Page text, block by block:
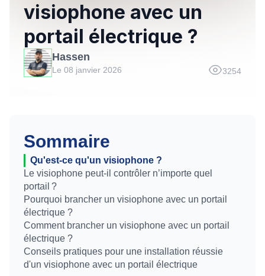
visiophone avec un
portail électrique ?
Hassen
Le 08 janvier 2026 3254
Sommaire
Qu'est-ce qu'un visiophone ?
Le visiophone peut-il contrôler n’importe quel
portail ?
Pourquoi brancher un visiophone avec un portail
électrique ?
Comment brancher un visiophone avec un portail
électrique ?
Conseils pratiques pour une installation réussie
d'un visiophone avec un portail électrique